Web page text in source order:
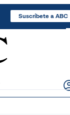
Suscríbete a ABC